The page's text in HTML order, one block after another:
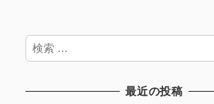
検
索
最近の投稿